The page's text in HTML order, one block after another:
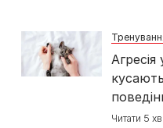
Читати 5 хв